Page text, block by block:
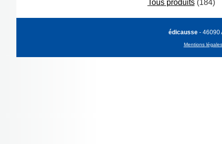
Tous produits(184)
édicausse - 46090
Mentions légales